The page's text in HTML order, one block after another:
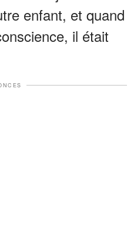
enfant, et quand
il était